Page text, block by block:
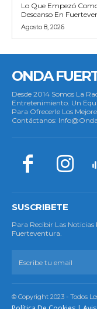
Lo Que Empezó
Descanso En
Agosto 8, 2026
ONDA
Desde 2014 Somos La
Entretenimiento. Un
Para Ofrecerle Los
Contáctanos:
SUSCRIBETE
Para Recibir Las
Fuerteventura.
© Copyright 2023 - Todos